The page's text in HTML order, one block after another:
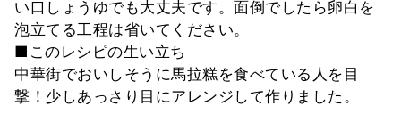
い口しょうゆでも大丈夫です。面倒でしたら卵白を
泡立てる工程は省いてください。
■このレシピの生い立ち
中華街でおいしそうに馬拉糕を食べている人を目
撃！少しあっさり目にアレンジして作りました。